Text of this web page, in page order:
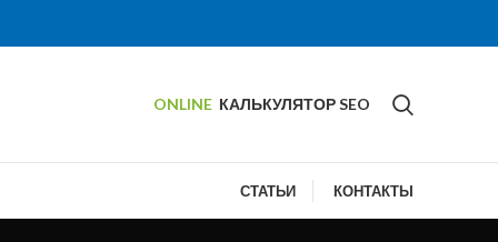
ONLINE КАЛЬКУЛЯТОР SEO
СТАТЬИ КОНТАКТЫ